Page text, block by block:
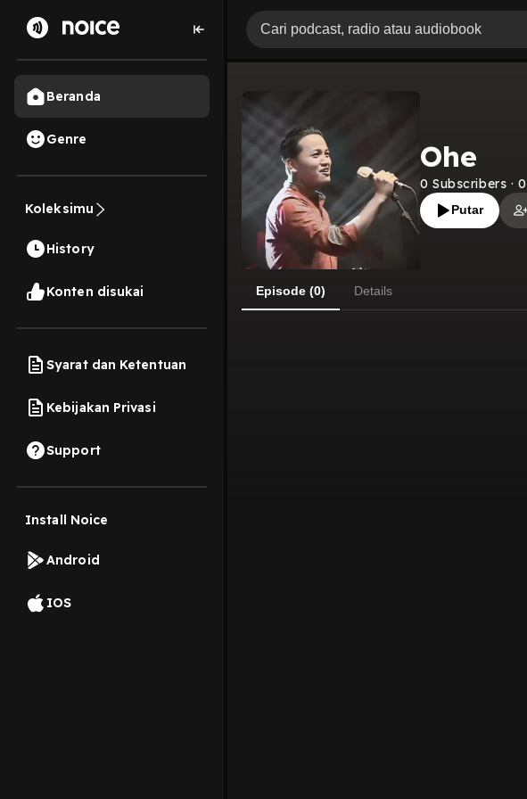
Beranda
Genre
Koleksimu
History
Konten disukai
Syarat dan Ketentuan
Kebijakan Privasi
Support
Install Noice
Android
IOS
Ohe
0 Subscribers · 0
Putar
Episode (0) Details